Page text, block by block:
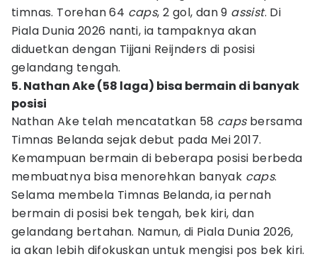
timnas. Torehan 64 caps, 2 gol, dan 9 assist. Di
Piala Dunia 2026 nanti, ia tampaknya akan
diduetkan dengan Tijjani Reijnders di posisi
gelandang tengah.
5. Nathan Ake (58 laga) bisa bermain di banyak
posisi
Nathan Ake telah mencatatkan 58 caps bersama
Timnas Belanda sejak debut pada Mei 2017.
Kemampuan bermain di beberapa posisi berbeda
membuatnya bisa menorehkan banyak caps.
Selama membela Timnas Belanda, ia pernah
bermain di posisi bek tengah, bek kiri, dan
gelandang bertahan. Namun, di Piala Dunia 2026,
ia akan lebih difokuskan untuk mengisi pos bek kiri.